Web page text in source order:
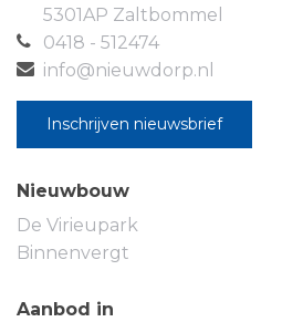
5301AP Zaltbommel
0418 - 512474
info@nieuwdorp.nl
Inschrijven nieuwsbrief
Nieuwbouw
De Virieupark
Binnenvergt
Aanbod in